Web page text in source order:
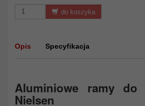
do koszyka
Opis Specyfikacja
Aluminiowe ramy do
Nielsen